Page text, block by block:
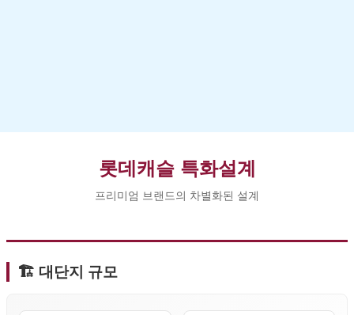
롯데캐슬 특화설계
프리미엄 브랜드의 차별화된 설계
🏗️ 대단지 규모